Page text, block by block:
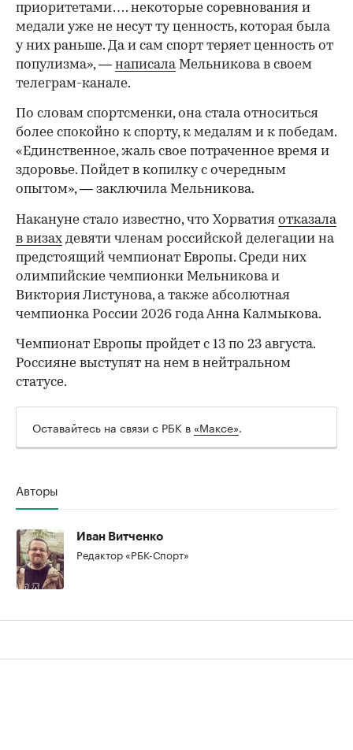
приоритетами…. некоторые соревнования и
медали уже не несут ту ценность, которая была
у них раньше. Да и сам спорт теряет ценность от
популизма», — написалаМельникова в своем
телеграм-канале.
По словам спортсменки, она стала относиться
более спокойно к спорту, к медалям и к победам.
«Единственное, жаль свое потраченное время и
здоровье. Пойдет в копилку с очередным
опытом», — заключила Мельникова.
00:00
Накануне стало известно, что Хорватия отказала
в визах девяти членам российской делегации на
предстоящий чемпионат Европы. Среди них
олимпийские чемпионки Мельникова и
Виктория Листунова, а также абсолютная
чемпионка России 2026 года Анна Калмыкова.
Чемпионат Европы пройдет с 13 по 23 августа.
Россияне выступят на нем в нейтральном
статусе.
Оставайтесь на связи с РБК в «Максе».
Авторы
Иван Витченко
Редактор «РБК-Спорт»